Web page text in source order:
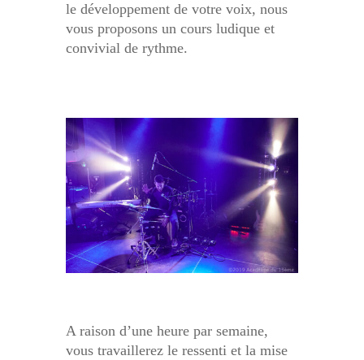
le développement de votre voix, nous
vous proposons un cours ludique et
convivial de rythme.
A raison d’une heure par semaine,
vous travaillerez le ressenti et la mise